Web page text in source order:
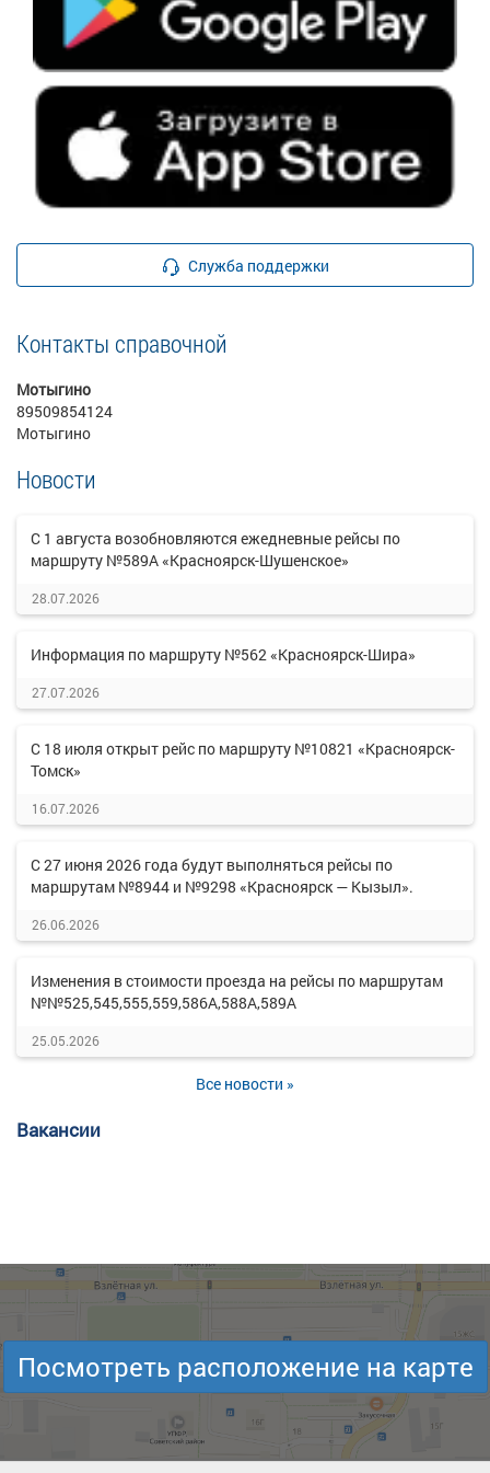
Служба поддержки
Контакты справочной
Мотыгино
89509854124
Мотыгино
Новости
С 1 августа возобновляются ежедневные рейсы по
маршруту №589А «Красноярск-Шушенское»
28.07.2026
Информация по маршруту №562 «Красноярск-Шира»
27.07.2026
С 18 июля открыт рейс по маршруту №10821 «Красноярск-
Томск»
16.07.2026
С 27 июня 2026 года будут выполняться рейсы по
маршрутам №8944 и №9298 «Красноярск — Кызыл».
26.06.2026
Изменения в стоимости проезда на рейсы по маршрутам
№№525,545,555,559,586А,588А,589А
25.05.2026
Все новости »
Вакансии
Посмотреть расположение на карте